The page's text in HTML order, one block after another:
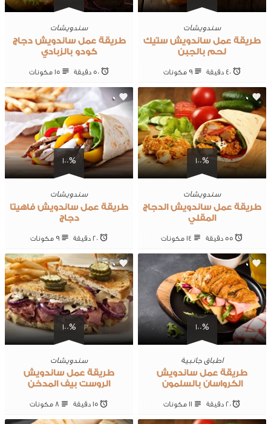
سندويشات
طريقة عمل ساندويش ستيك
لحم بالجبن
40 ‎دقيقة 9 ‎مكونات
سندويشات
طريقة عمل ساندويش دجاج
كودو بالزبادي
50 ‎دقيقة 15 ‎مكونات
100%
0
سندويشات
طريقة عمل ساندويش الدجاج
المقلي
55 ‎دقيقة 14 ‎مكونات
100%
0
سندويشات
طريقة عمل ساندويش فاهيتا
دجاج
20 ‎دقيقة 9 ‎مكونات
100%
0
اطباق جانبية
طريقة عمل ساندويش
الكرواسان بالسلمون
20 ‎دقيقة 11 ‎مكونات
100%
0
سندويشات
طريقة عمل ساندويش
الروست بيف المدخن
15 ‎دقيقة 8 ‎مكونات